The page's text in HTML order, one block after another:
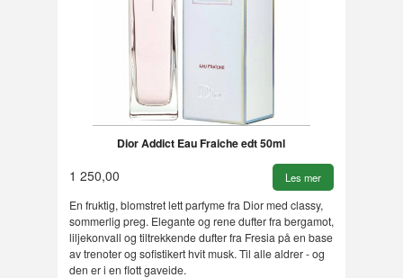
Dior Addict Eau Fraiche edt 50ml
1 250,00 Les mer
En fruktig, blomstret lett parfyme fra Dior med classy,
sommerlig preg. Elegante og rene dufter fra bergamot,
liljekonvall og tiltrekkende dufter fra Fresia på en base
av trenoter og sofistikert hvit musk. Til alle aldrer - og
den er i en flott gaveide.